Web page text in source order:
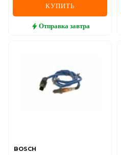
КУПИТЬ
Отправка завтра
BOSCH